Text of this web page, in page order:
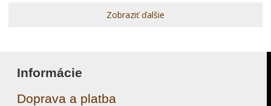
Zobraziť ďalšie
Informácie
Doprava a platba